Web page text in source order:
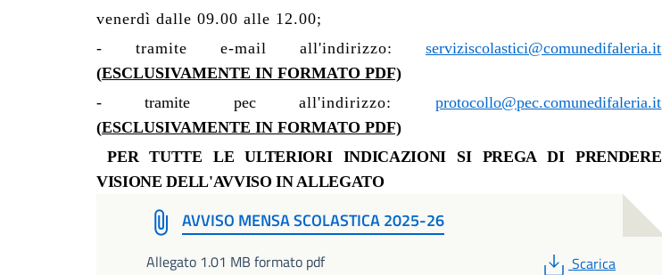
venerdì dalle 09.00 alle 12.00;
- tramite e-mail all'indirizzo:serviziscolastici@comunedifaleria.it
(ESCLUSIVAMENTE IN FORMATO PDF)
- tramite pec all'indirizzo:protocollo@pec.comunedifaleria.it
(ESCLUSIVAMENTE IN FORMATO PDF)
PER TUTTE LE ULTERIORI INDICAZIONI SI PREGA DI PRENDERE
VISIONE DELL'AVVISO IN ALLEGATO
AVVISO MENSA SCOLASTICA 2025-26
Allegato 1.01 MB formato pdf PDF
Scarica